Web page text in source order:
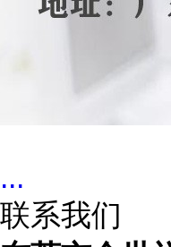
...
联系我们